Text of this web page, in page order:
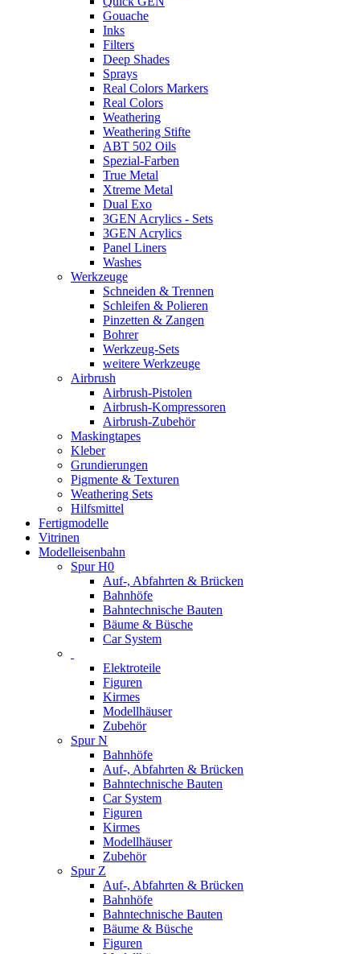
Gouache
Inks
Filters
Deep Shades
Sprays
Real Colors Markers
Real Colors
Weathering
Weathering Stifte
ABT 502 Oils
Spezial-Farben
True Metal
Xtreme Metal
Dual Exo
3GEN Acrylics - Sets
3GEN Acrylics
Panel Liners
Washes
Werkzeuge
Schneiden & Trennen
Schleifen & Polieren
Pinzetten & Zangen
Bohrer
Werkzeug-Sets
weitere Werkzeuge
Airbrush
Airbrush-Pistolen
Airbrush-Kompressoren
Airbrush-Zubehör
Maskingtapes
Kleber
Grundierungen
Pigmente & Texturen
Weathering Sets
Hilfsmittel
Fertigmodelle
Vitrinen
Modelleisenbahn
Spur H0
Auf-, Abfahrten & Brücken
Bahnhöfe
Bahntechnische Bauten
Bäume & Büsche
Car System
Elektroteile
Figuren
Kirmes
Modellhäuser
Zubehör
Spur N
Bahnhöfe
Auf-, Abfahrten & Brücken
Bahntechnische Bauten
Car System
Figuren
Kirmes
Modellhäuser
Zubehör
Spur Z
Auf-, Abfahrten & Brücken
Bahnhöfe
Bahntechnische Bauten
Bäume & Büsche
Figuren